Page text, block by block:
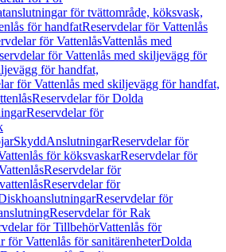
för tvättområde, köksvask,
för handfatReservdelar för Vattenlås
för VattenlåsVattenlås med
för Vattenlås med skiljevägg för
för handfat,
för Vattenlås med skiljevägg för handfat,
Reservdelar för Dolda
Reservdelar för
SkyddAnslutningarReservdelar för
för köksvaskarReservdelar för
Reservdelar för
Reservdelar för
Reservdelar för
Reservdelar för Rak
för TillbehörVattenlås för
för Vattenlås för sanitärenheterDolda